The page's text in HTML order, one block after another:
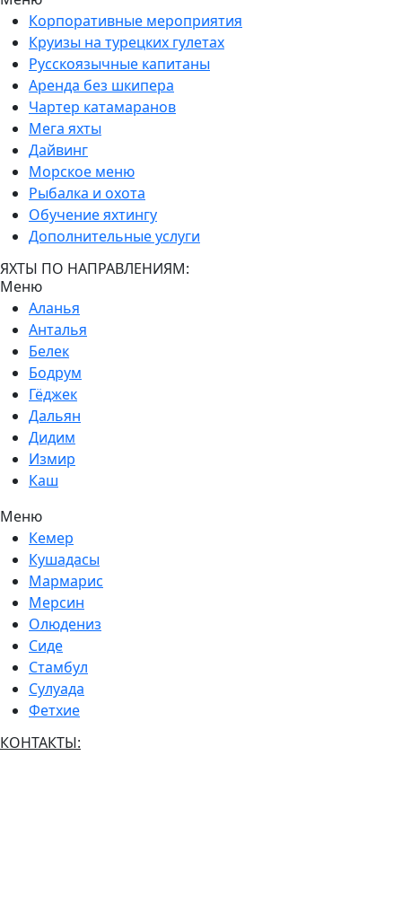
Корпоративные мероприятия
Круизы на турецких гулетах
Русскоязычные капитаны
Аренда без шкипера
Чартер катамаранов
Мега яхты
Дайвинг
Морское меню
Рыбалка и охота
Обучение яхтингу
Дополнительные услуги
ЯХТЫ ПО НАПРАВЛЕНИЯМ:
Меню
Аланья
Анталья
Белек
Бодрум
Гёджек
Дальян
Дидим
Измир
Каш
Меню
Кемер
Кушадасы
Мармарис
Мерсин
Олюдениз
Сиде
Стамбул
Сулуада
Фетхие
КОНТАКТЫ: